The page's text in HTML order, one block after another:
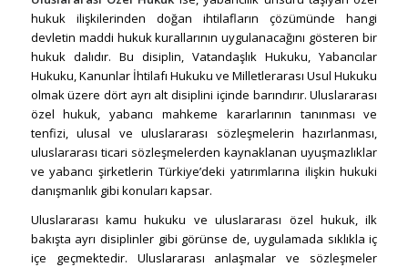
hukuk ilişkilerinden doğan ihtilafların çözümünde hangi
devletin maddi hukuk kurallarının uygulanacağını gösteren bir
hukuk dalıdır. Bu disiplin, Vatandaşlık Hukuku, Yabancılar
Hukuku, Kanunlar İhtilafı Hukuku ve Milletlerarası Usul Hukuku
olmak üzere dört ayrı alt disiplini içinde barındırır. Uluslararası
özel hukuk, yabancı mahkeme kararlarının tanınması ve
tenfizi, ulusal ve uluslararası sözleşmelerin hazırlanması,
uluslararası ticari sözleşmelerden kaynaklanan uyuşmazlıklar
ve yabancı şirketlerin Türkiye’deki yatırımlarına ilişkin hukuki
danışmanlık gibi konuları kapsar.
Uluslararası kamu hukuku ve uluslararası özel hukuk, ilk
bakışta ayrı disiplinler gibi görünse de, uygulamada sıklıkla iç
içe geçmektedir. Uluslararası anlaşmalar ve sözleşmeler